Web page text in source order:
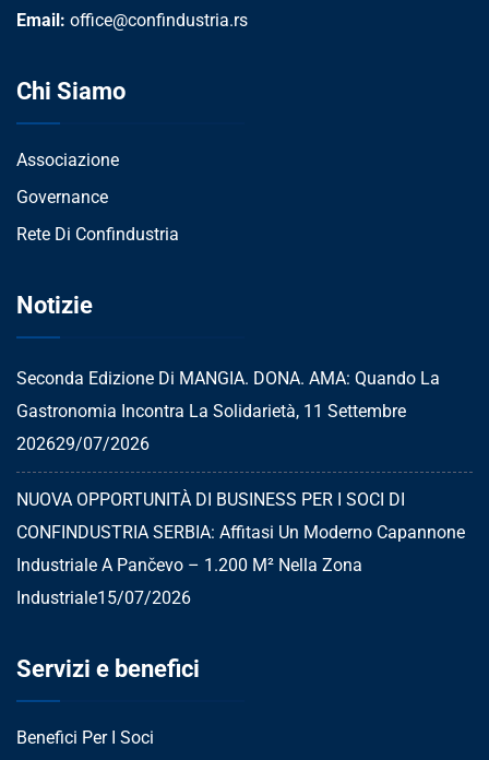
Email: office@confindustria.rs
Chi Siamo
Associazione
Governance
Rete Di Confindustria
Notizie
Seconda Edizione Di MANGIA. DONA. AMA: Quando La
Gastronomia Incontra La Solidarietà, 11 Settembre
202629/07/2026
NUOVA OPPORTUNITÀ DI BUSINESS PER I SOCI DI
CONFINDUSTRIA SERBIA: Affitasi Un Moderno Capannone
Industriale A Pančevo – 1.200 M² Nella Zona
Industriale15/07/2026
Servizi e benefici
Benefici Per I Soci